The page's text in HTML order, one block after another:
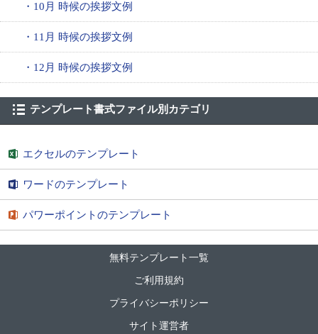
・10月 時候の挨拶文例
・11月 時候の挨拶文例
・12月 時候の挨拶文例
テンプレート書式ファイル別カテゴリ
エクセルのテンプレート
ワードのテンプレート
パワーポイントのテンプレート
無料テンプレート一覧
ご利用規約
プライバシーポリシー
サイト運営者